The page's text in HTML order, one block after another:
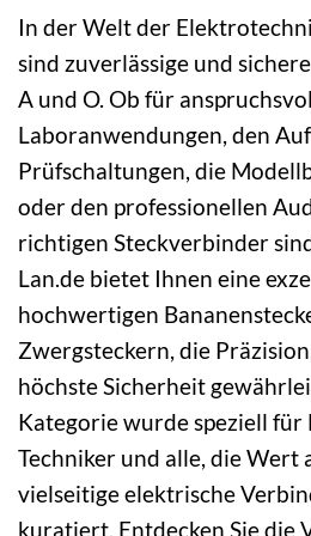
In der Welt der
sind zuverlässige und
A und O. Ob für
Laboranwendungen, den
Prüfschaltungen, die
oder den professionellen
richtigen Steckverbinder
Lan.de bietet Ihnen eine
hochwertigen
Zwergsteckern, die
höchste Sicherheit
Kategorie wurde speziell für
Techniker und alle, die Wert
vielseitige elektrische
kuratiert. Entdecken Sie die